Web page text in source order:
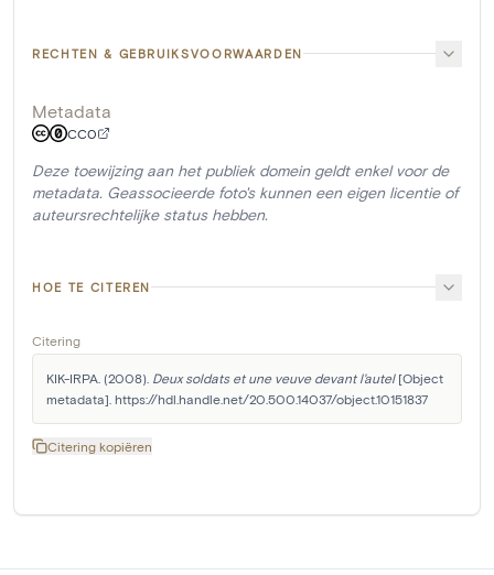
RECHTEN & GEBRUIKSVOORWAARDEN
Metadata
CC0
Deze toewijzing aan het publiek domein geldt enkel voor de
metadata. Geassocieerde foto's kunnen een eigen licentie of
auteursrechtelijke status hebben.
HOE TE CITEREN
Citering
KIK-IRPA. (2008). Deux soldats et une veuve devant l'autel [Object
metadata]. https://hdl.handle.net/20.500.14037/object.10151837
Citering kopiëren